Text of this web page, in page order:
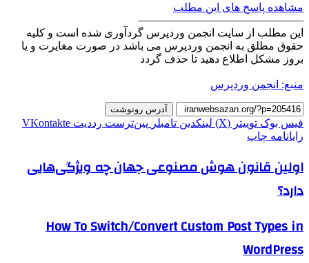
مشاهده پاسخ های این مطلب
———————————————
این مطلب از سایت انجمن وردپرس گردآوری شده است و کلیه
حقوق مطلق به انجمن وردپرس می باشد در صورت مغایرت و یا
بروز مشکل اطلاع دهید تا حذف گردد
منبع: انجمن وردپرس
آدرس رونوشت
فیس بوک توییتر (X) لینکدین ‫تامبلر ‫پین‌ترست ‫رددیت ‫VKontakte
رایانامه چاپ
اولین قانون هوش مصنوعی جهان چه ویژگی‌هایی
دارد؟
How To Switch/Convert Custom Post Types in
WordPress